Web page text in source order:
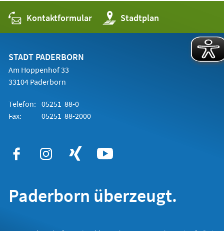
Kontaktformular Stadtplan
(Öffnet
in
einem
STADT PADERBORN
Am Hoppenhof 33
33104 Paderborn
Telefon: 05251 88-0
Fax:
05251 88-2000
Paderborn überzeugt.